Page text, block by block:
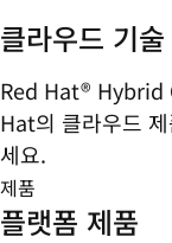
클라우드 기
Red Hat® Hybrid
Hat의 클라우드
세요.
제품
플랫폼 제품